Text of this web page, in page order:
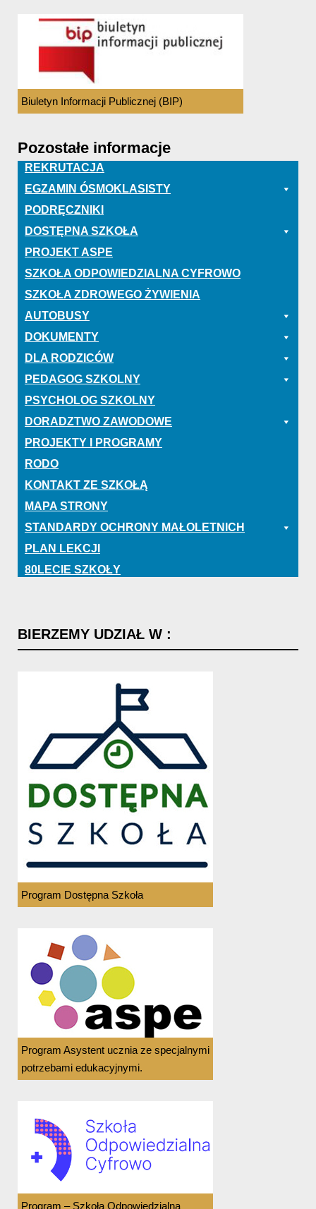
Biuletyn Informacji Publicznej (BIP)
Pozostałe informacje
REKRUTACJA
EGZAMIN ÓSMOKLASISTY
PODRĘCZNIKI
DOSTĘPNA SZKOŁA
PROJEKT ASPE
SZKOŁA ODPOWIEDZIALNA CYFROWO
SZKOŁA ZDROWEGO ŻYWIENIA
AUTOBUSY
DOKUMENTY
DLA RODZICÓW
PEDAGOG SZKOLNY
PSYCHOLOG SZKOLNY
DORADZTWO ZAWODOWE
PROJEKTY I PROGRAMY
RODO
KONTAKT ZE SZKOŁĄ
MAPA STRONY
STANDARDY OCHRONY MAŁOLETNICH
PLAN LEKCJI
80LECIE SZKOŁY
BIERZEMY UDZIAŁ W :
Program Dostępna Szkoła
Program Asystent ucznia ze specjalnymi
potrzebami edukacyjnymi.
Program – Szkoła Odpowiedzialna